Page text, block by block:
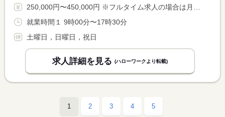
250,000円〜450,000円 ※フルタイム求人の場合は月額（換算額）、パート求人の場合は時間額を表示しています。
就業時間１ 9時00分〜17時30分
土曜日，日曜日，祝日
求人詳細を見る (ハローワークより転載)
1 2 3 4 5